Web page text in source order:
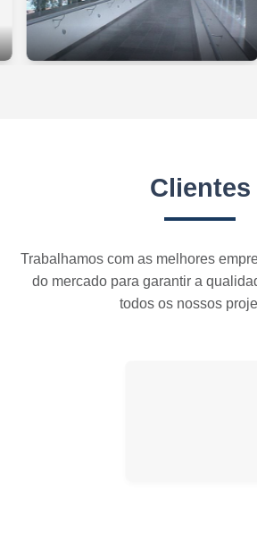
Clientes
Trabalhamos com as melhores
do mercado para garantir a
todos os nossos